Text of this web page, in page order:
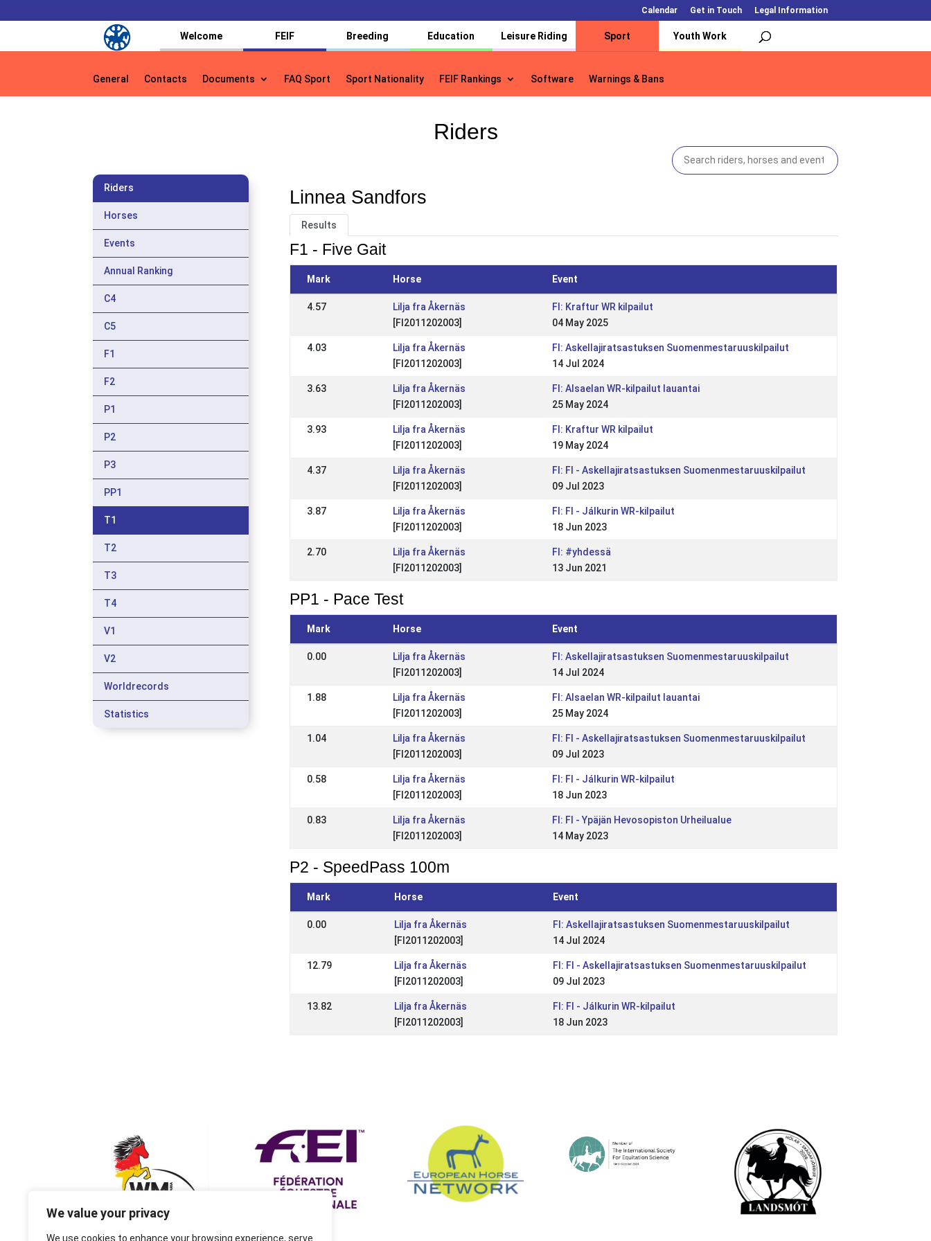
We value your privacy
We use cookies to enhance your browsing experience, serve
Calendar Get in Touch Legal Information
Welcome FEIF Breeding Education Leisure Riding Sport Youth Work
General Contacts Documents FAQ Sport Sport Nationality FEIF Rankings Software Warnings & Bans
General Contacts Documents FAQ Sport Sport Nationality FEIF Rankings Software Warnings & Bans
Riders
Riders
Horses
Events
Annual Ranking
C4
C5
F1
F2
P1
P2
P3
PP1
T1
T2
T3
T4
V1
V2
Worldrecords
Statistics
Linnea Sandfors
Results
F1 - Five Gait
Mark Horse Event
4.57
Lilja fra Åkernäs
[FI2011202003]
FI: Kraftur WR kilpailut
04 May 2025
4.03
Lilja fra Åkernäs
[FI2011202003]
FI: Askellajiratsastuksen Suomenmestaruuskilpailut
14 Jul 2024
3.63
Lilja fra Åkernäs
[FI2011202003]
FI: Alsaelan WR-kilpailut lauantai
25 May 2024
3.93
Lilja fra Åkernäs
[FI2011202003]
FI: Kraftur WR kilpailut
19 May 2024
4.37
Lilja fra Åkernäs
[FI2011202003]
FI: FI - Askellajiratsastuksen Suomenmestaruuskilpailut
09 Jul 2023
3.87
Lilja fra Åkernäs
[FI2011202003]
FI: FI - Jálkurin WR-kilpailut
18 Jun 2023
2.70
Lilja fra Åkernäs
[FI2011202003]
FI: #yhdessä
13 Jun 2021
PP1 - Pace Test
Mark Horse Event
0.00
Lilja fra Åkernäs
[FI2011202003]
FI: Askellajiratsastuksen Suomenmestaruuskilpailut
14 Jul 2024
1.88
Lilja fra Åkernäs
[FI2011202003]
FI: Alsaelan WR-kilpailut lauantai
25 May 2024
1.04
Lilja fra Åkernäs
[FI2011202003]
FI: FI - Askellajiratsastuksen Suomenmestaruuskilpailut
09 Jul 2023
0.58
Lilja fra Åkernäs
[FI2011202003]
FI: FI - Jálkurin WR-kilpailut
18 Jun 2023
0.83
Lilja fra Åkernäs
[FI2011202003]
FI: FI - Ypäjän Hevosopiston Urheilualue
14 May 2023
P2 - SpeedPass 100m
Mark Horse Event
0.00
Lilja fra Åkernäs
[FI2011202003]
FI: Askellajiratsastuksen Suomenmestaruuskilpailut
14 Jul 2024
12.79
Lilja fra Åkernäs
[FI2011202003]
FI: FI - Askellajiratsastuksen Suomenmestaruuskilpailut
09 Jul 2023
13.82
Lilja fra Åkernäs
[FI2011202003]
FI: FI - Jálkurin WR-kilpailut
18 Jun 2023